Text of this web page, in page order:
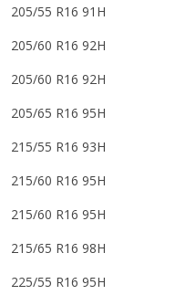
205/55 R16 91H
205/60 R16 92H
205/60 R16 92H
205/65 R16 95H
215/55 R16 93H
215/60 R16 95H
215/60 R16 95H
215/65 R16 98H
225/55 R16 95H